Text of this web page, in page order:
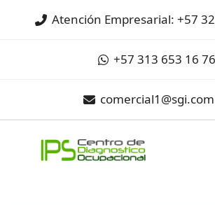
Atención Empresarial: +57
+57 313 653 16 76